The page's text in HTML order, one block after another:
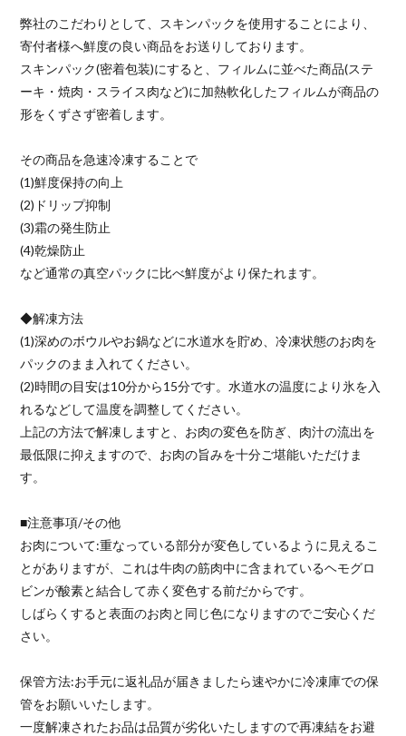
弊社のこだわりとして、スキンパックを使用することにより、
寄付者様へ鮮度の良い商品をお送りしております。
スキンパック(密着包装)にすると、フィルムに並べた商品(ステ
ーキ・焼肉・スライス肉など)に加熱軟化したフィルムが商品の
形をくずさず密着します。
その商品を急速冷凍することで
(1)鮮度保持の向上
(2)ドリップ抑制
(3)霜の発生防止
(4)乾燥防止
など通常の真空パックに比べ鮮度がより保たれます。
◆解凍方法
(1)深めのボウルやお鍋などに水道水を貯め、冷凍状態のお肉を
パックのまま入れてください。
(2)時間の目安は10分から15分です。水道水の温度により氷を入
れるなどして温度を調整してください。
上記の方法で解凍しますと、お肉の変色を防ぎ、肉汁の流出を
最低限に抑えますので、お肉の旨みを十分ご堪能いただけま
す。
■注意事項/その他
お肉について:重なっている部分が変色しているように見えるこ
とがありますが、これは牛肉の筋肉中に含まれているヘモグロ
ビンが酸素と結合して赤く変色する前だからです。
しばらくすると表面のお肉と同じ色になりますのでご安心くだ
さい。
保管方法:お手元に返礼品が届きましたら速やかに冷凍庫での保
管をお願いいたします。
一度解凍されたお品は品質が劣化いたしますので再凍結をお避